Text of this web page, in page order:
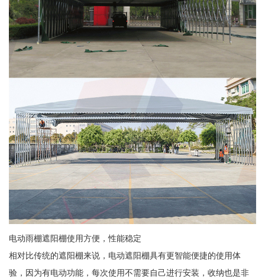
电动雨棚遮阳棚使用方便，性能稳定
相对比传统的遮阳棚来说，电动遮阳棚具有更智能便捷的使用体
验，因为有电动功能，每次使用不需要自己进行安装，收纳也是非